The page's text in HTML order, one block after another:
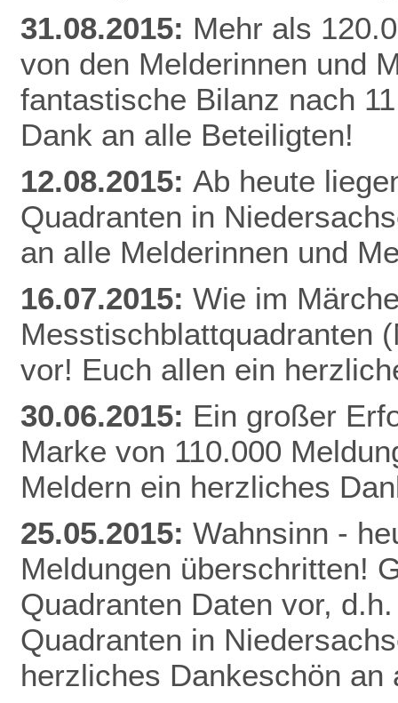
31.08.2015: Mehr als
von den Melderinnen und
fantastische Bilanz nach
Dank an alle Beteiligten!
12.08.2015: Ab heute
Quadranten in
an alle Melderinnen und
16.07.2015: Wie im
Messtischblattquadranten
vor! Euch allen ein
30.06.2015: Ein großer
Marke von 110.000
Meldern ein herzliches
25.05.2015: Wahnsinn -
Meldungen überschritten!
Quadranten Daten vor,
Quadranten in
herzliches Dankeschön